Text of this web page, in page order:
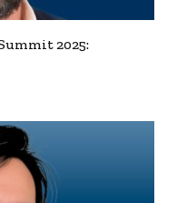
2025: